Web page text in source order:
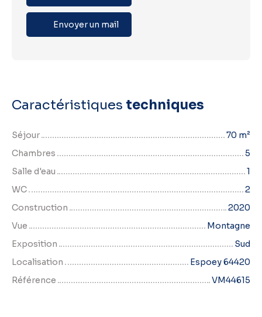
Envoyer un mail
Caractéristiques techniques
Séjour 70 m²
Chambres
5
Salle d'eau
1
WC
2
Construction
2020
Vue
Montagne
Exposition
Sud
Localisation
Espoey 64420
Référence
VM44615